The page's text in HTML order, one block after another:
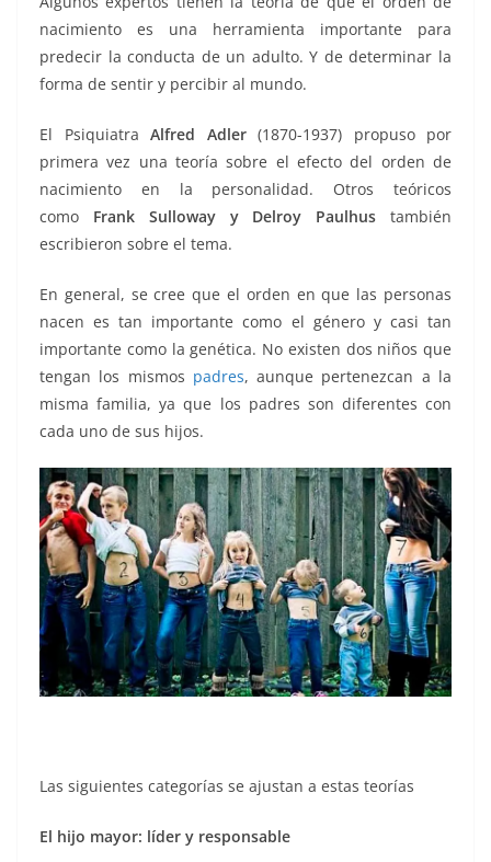
k
nacimiento es una herramienta importante para
predecir la conducta de un adulto. Y de determinar la
forma de sentir y percibir al mundo.
El Psiquiatra Alfred Adler(1870-1937) propuso por
primera vez una teoría sobre el efecto del orden de
nacimiento en la personalidad. Otros teóricos
como Frank Sulloway y Delroy Paulhus también
escribieron sobre el tema.
En general, se cree que el orden en que las personas
nacen es tan importante como el género y casi tan
importante como la genética. No existen dos niños que
tengan los mismos padres, aunque pertenezcan a la
misma familia, ya que los padres son diferentes con
cada uno de sus hijos.
Las siguientes categorías se ajustan a estas teorías
El hijo mayor: líder y responsable